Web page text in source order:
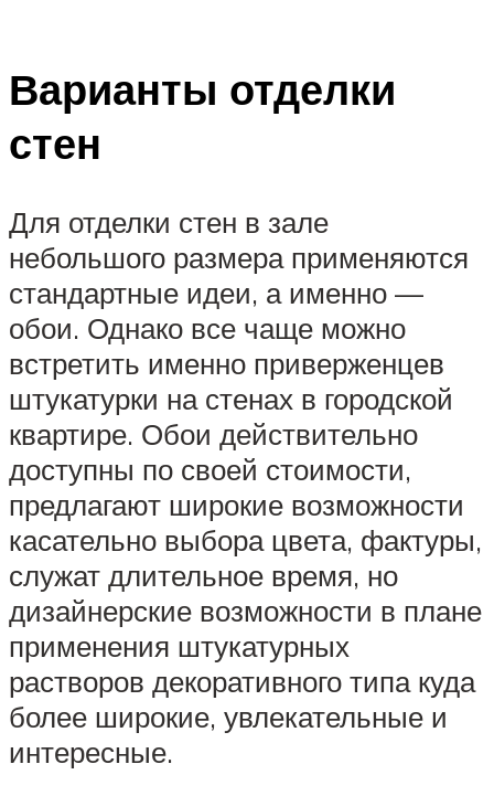
Варианты отделки
стен
Для отделки стен в зале
небольшого размера применяются
стандартные идеи, а именно —
обои. Однако все чаще можно
встретить именно приверженцев
штукатурки на стенах в городской
квартире. Обои действительно
доступны по своей стоимости,
предлагают широкие возможности
касательно выбора цвета, фактуры,
служат длительное время, но
дизайнерские возможности в плане
применения штукатурных
растворов декоративного типа куда
более широкие, увлекательные и
интересные.